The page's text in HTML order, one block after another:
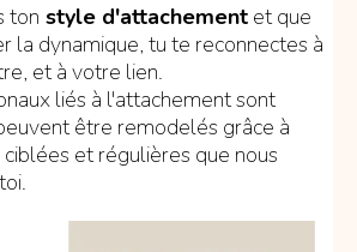
ton style d'attachement et que
la dynamique, tu te reconnectes à
et à votre lien.
liés à l'attachement sont
être remodelés grâce à
et régulières que nous